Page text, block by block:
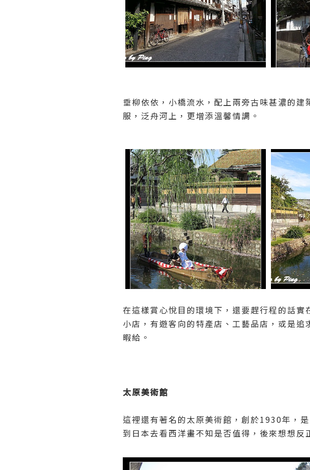
垂柳依依，小橋流水，配上兩旁古味甚濃的建
服，泛舟河上，更增添溫馨情調。
在這樣賞心悅目的環境下，還要趕行程的話
小店，有遊客向的特產店、工藝品店，或是
暇給。
太原美術館
這裡還有著名的太原美術館，創於1930年，
到日本去看西洋畫不知是否值得，後來想想反